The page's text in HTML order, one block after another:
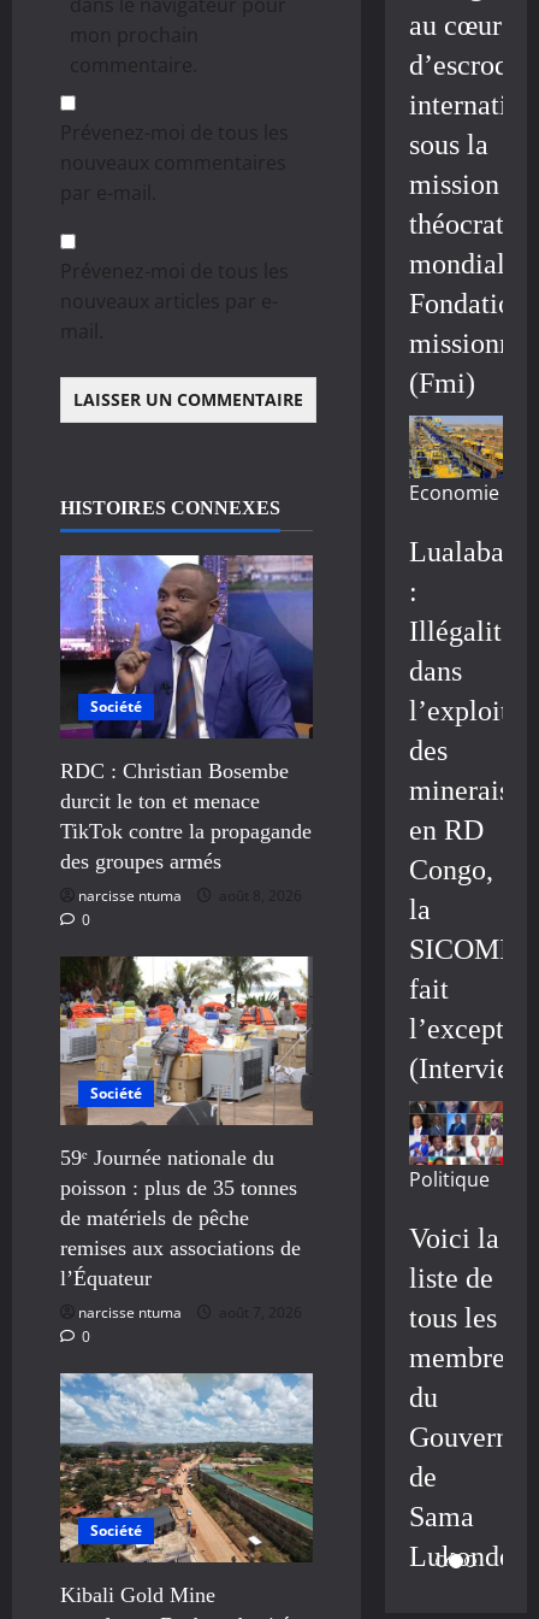
mon prochain
commentaire.
Prévenez-moi de tous les
nouveaux commentaires
par e-mail.
Prévenez-moi de tous les
nouveaux articles par e-
mail.
HISTOIRES CONNEXES
Société
RDC : Christian Bosembe
durcit le ton et menace
TikTok contre la propagande
des groupes armés
narcisse ntuma
août 8, 2026
0
Société
59ᵉ Journée nationale du
poisson : plus de 35 tonnes
de matériels de pêche
remises aux associations de
l’Équateur
narcisse ntuma
août 7, 2026
0
Société
Kibali Gold Mine
au cœur
sous la
mission
mondiale/
Fondation
(Fmi)
Economie
Lualaba
:
Illégalité
dans
des
minerais
en RD
Congo,
la
fait
(Interview)
Politique
Voici la
liste de
tous les
membres
du
de
Sama
Lukonde